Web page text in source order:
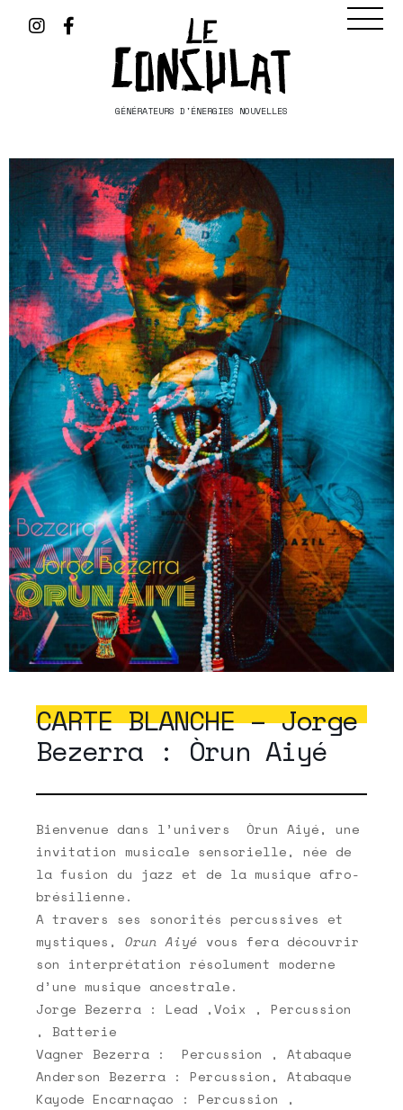
GÉNÉRATEURS D'ÉNERGIES NOUVELLES
CARTE BLANCHE – Jorge
Bezerra : Òrun Aiyé
Bienvenue dans l’univers Òrun Aiyé, une
invitation musicale sensorielle, née de
la fusion du jazz et de la musique afro-
brésilienne.
A travers ses sonorités percussives et
mystiques, Orun Aiyé vous fera découvrir
son interprétation résolument moderne
d’une musique ancestrale.
Jorge Bezerra : Lead ,Voix , Percussion
, Batterie
Vagner Bezerra : Percussion , Atabaque
Anderson Bezerra : Percussion, Atabaque
Kayode Encarnaçao : Percussion ,